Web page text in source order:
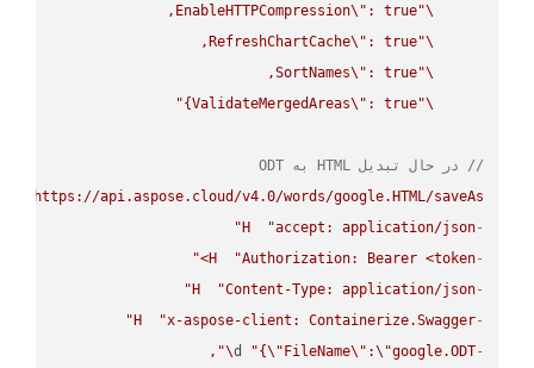
\"
EnableHTTPCompression\"
\"
RefreshChartCache\"
\"
SortNames\"
\"
ValidateMergedAreas\" : true}"
// در حال تبدیل HTML به ODT
"https://api.aspose.cloud/v4.0/words/google.HTML/saveAs"
-
H
"accept: application/json"
-
H
"Authorization: Bearer <token>"
-
H
"Content-Type: application/json"
-
H
"x-aspose-client: Containerize.Swagger"
-
d "{\" FileName\" :\"google.ODT
\"